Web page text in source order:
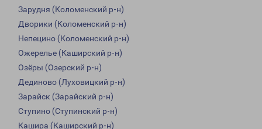
Зарудня (Коломенский р-н)
Дворики (Коломенский р-н)
Непецино (Коломенский р-н)
Ожерелье (Каширский р-н)
Озёры (Озерский р-н)
Дединово (Луховицкий р-н)
Зарайск (Зарайский р-н)
Ступино (Ступинский р-н)
Кашира (Каширский р-н)